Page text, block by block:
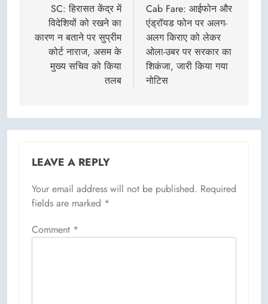
navigation
SC: हिरासत केंद्र में
विदेशियों को रखने का
कारण न बताने पर सुप्रीम
कोर्ट नाराज, असम के
मुख्य सचिव को किया
तलब
Cab Fare: आईफोन और
एंड्रॉयड फोन पर अलग-
अलग किराए को लेकर
ओला-उबर पर सरकार का
शिकंजा, जारी किया गया
नोटिस
LEAVE A REPLY
Your email address will not be published. Required
fields are marked *
Comment *